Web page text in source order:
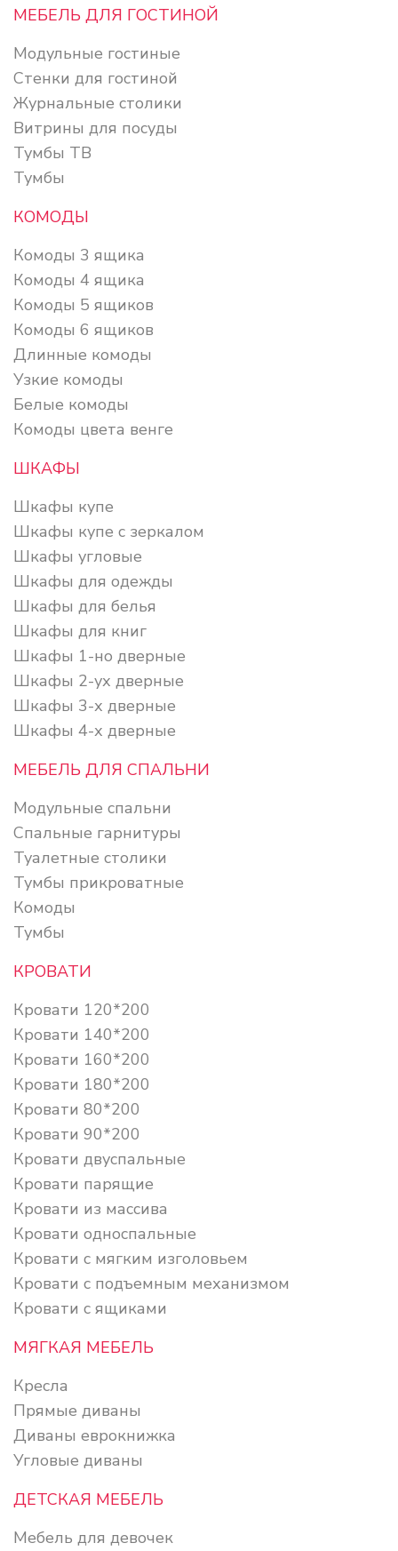
МЕБЕЛЬ ДЛЯ ГОСТИНОЙ
Модульные гостиные
Стенки для гостиной
Журнальные столики
Витрины для посуды
Тумбы ТВ
Тумбы
КОМОДЫ
Комоды 3 ящика
Комоды 4 ящика
Комоды 5 ящиков
Комоды 6 ящиков
Длинные комоды
Узкие комоды
Белые комоды
Комоды цвета венге
ШКАФЫ
Шкафы купе
Шкафы купе с зеркалом
Шкафы угловые
Шкафы для одежды
Шкафы для белья
Шкафы для книг
Шкафы 1-но дверные
Шкафы 2-ух дверные
Шкафы 3-х дверные
Шкафы 4-х дверные
МЕБЕЛЬ ДЛЯ СПАЛЬНИ
Модульные спальни
Спальные гарнитуры
Туалетные столики
Тумбы прикроватные
Комоды
Тумбы
КРОВАТИ
Кровати 120*200
Кровати 140*200
Кровати 160*200
Кровати 180*200
Кровати 80*200
Кровати 90*200
Кровати двуспальные
Кровати парящие
Кровати из массива
Кровати односпальные
Кровати с мягким изголовьем
Кровати с подъемным механизмом
Кровати с ящиками
МЯГКАЯ МЕБЕЛЬ
Кресла
Прямые диваны
Диваны еврокнижка
Угловые диваны
ДЕТСКАЯ МЕБЕЛЬ
Мебель для девочек